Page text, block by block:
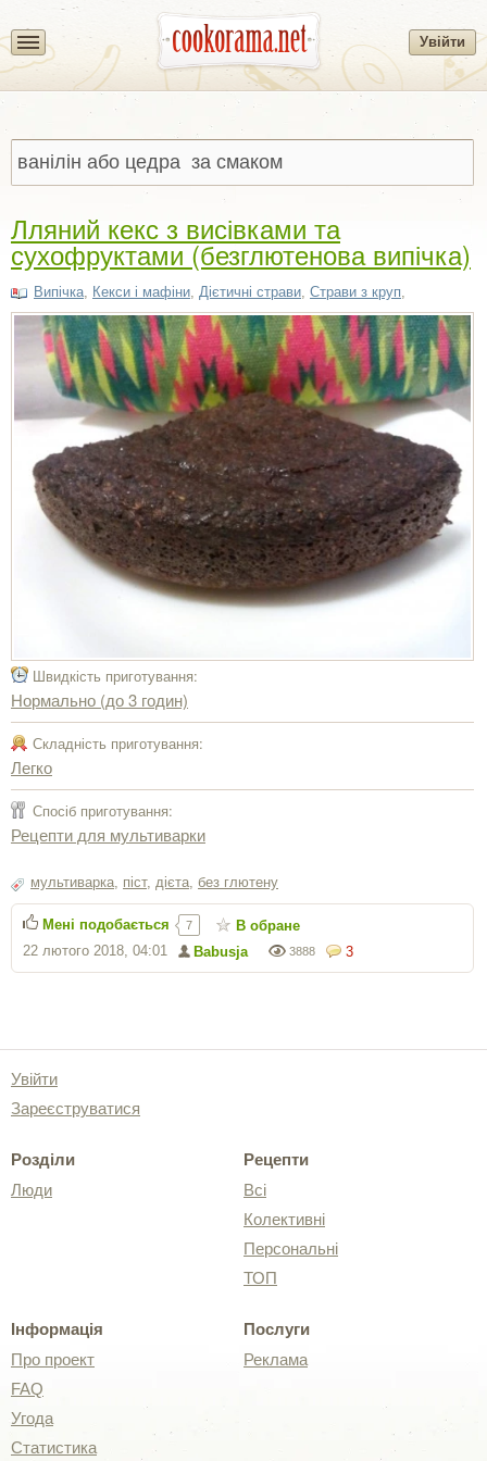
Увійти
Лляний кекс з висівками та
сухофруктами (безглютенова випічка)
Випічка, Кекси і мафіни, Дієтичні страви, Страви з круп,
Швидкість приготування:
Нормально (до 3 годин)
Складність приготування:
Легко
Спосіб приготування:
Рецепти для мультиварки
мультиварка, піст, дієта, без глютену
3
3888
Babusja
22 лютого 2018, 04:01
Мені подобається 7 В обране
Увійти
Зареєструватися
Розділи
Люди
Рецепти
Всі
Колективні
Персональні
ТОП
Інформація
Про проект
FAQ
Угода
Статистика
Послуги
Реклама